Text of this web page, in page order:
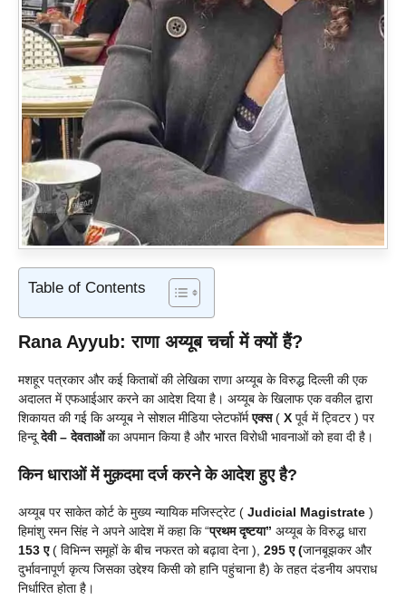
Table of Contents
Rana Ayyub: राणा अय्यूब चर्चा में क्यों हैं?
मशहूर पत्रकार और कई किताबों की लेखिका राणा अय्यूब के विरुद्ध दिल्ली की एक
अदालत में एफआईआर करने का आदेश दिया है। अय्यूब के खिलाफ एक वकील द्वारा
शिकायत की गई कि अय्यूब ने सोशल मीडिया प्लेटफॉर्मएक्स( X पूर्व में ट्विटर ) पर
हिन्दूदेवी – देवताओंका अपमान किया है और भारत विरोधी भावनाओं को हवा दी है।
किन धाराओं में मुक़दमा दर्ज करने के आदेश हुए है?
अय्यूब पर साकेत कोर्ट के मुख्य न्यायिक मजिस्ट्रेट ( Judicial Magistrate )
हिमांशु रमन सिंह ने अपने आदेश में कहा कि “प्रथम दृष्टया” अय्यूब के विरुद्ध धारा
153 ए( विभिन्न समूहों के बीच नफरत को बढ़ावा देना ), 295 ए (जानबूझकर और
दुर्भावनापूर्ण कृत्य जिसका उद्देश्य किसी को हानि पहुंचाना है) के तहत दंडनीय अपराध
निर्धारित होता है।